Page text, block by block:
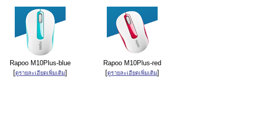
Rapoo M10Plus-blue
[ดูรายละเอียดเพิ่มเติม]
Rapoo M10Plus-red
[ดูรายละเอียดเพิ่มเติม]